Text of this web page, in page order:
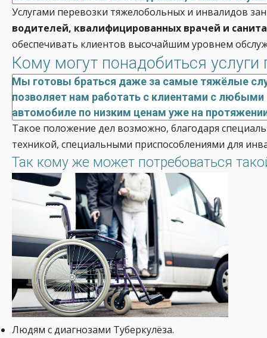
Услугами перевозки тяжелобольных и инвалидов
водителей, квалифицированных врачей и
обеспечивать клиентов высочайшим уровнем
Кому могут понадобиться
Мы готовы браться даже за самые тяжёлые
позволяет нам работать с клиентами с
автомобиле по низким ценам уже на
Такое положение дел возможно, благодаря
техникой, специальными приспособлениями для
Так кому же может потребоваться
Людям с диагнозами Туберкулёза.